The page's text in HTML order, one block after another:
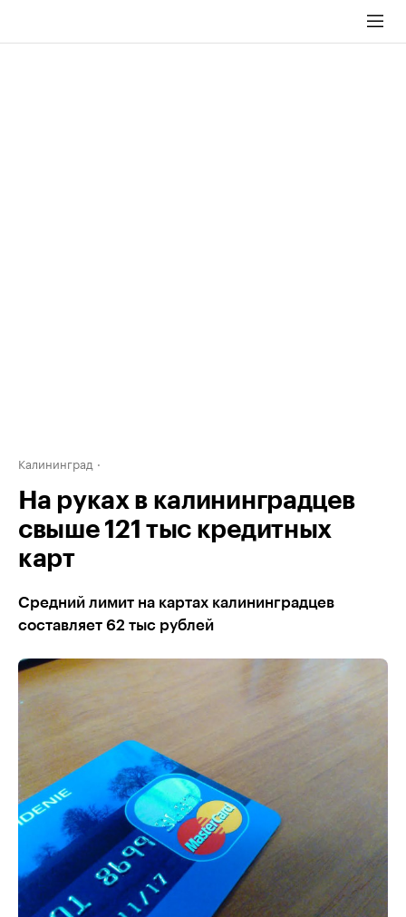
Калининград
На руках в калининградцев
свыше 121 тыс кредитных
карт
Средний лимит на картах калининградцев
составляет 62 тыс рублей